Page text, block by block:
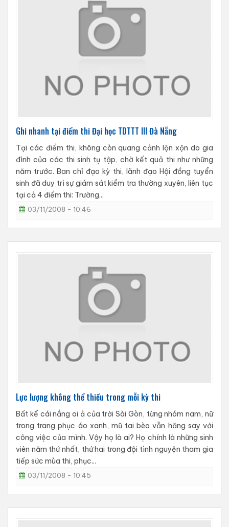
Ghi nhanh tại điểm thi Đại học TDTTT III Đà Nẵng
Tại các điểm thi, không còn quang cảnh lộn xộn do gia
đình của các thi sinh tụ tập, chờ kết quả thi như những
năm trước. Ban chỉ đạo kỳ thi, lãnh đạo Hội đồng tuyển
sinh đã duy trì sự giám sát kiểm tra thường xuyên, liên tục
tại cả 4 điểm thi: Trường...
03/11/2008 - 10:46
Lực lượng không thể thiếu trong mỗi kỳ thi
Bất kể cái nắng oi ả của trời Sài Gòn, từng nhóm nam, nữ
trong trang phục áo xanh, mũ tai bèo vẫn hăng say với
công việc của mình. Vậy họ là ai? Họ chính là những sinh
viên năm thứ nhất, thứ hai trong đội tình nguyện tham gia
tiếp sức mùa thi, phục...
03/11/2008 - 10:45